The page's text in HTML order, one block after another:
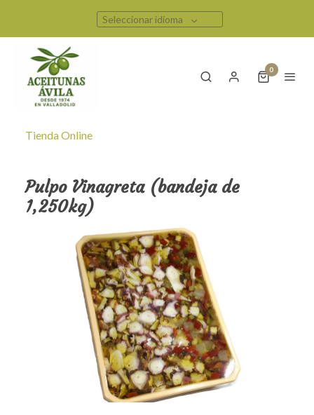
Seleccionar idioma
0
Tienda Online
Pulpo Vinagreta (bandeja de
1,250kg)